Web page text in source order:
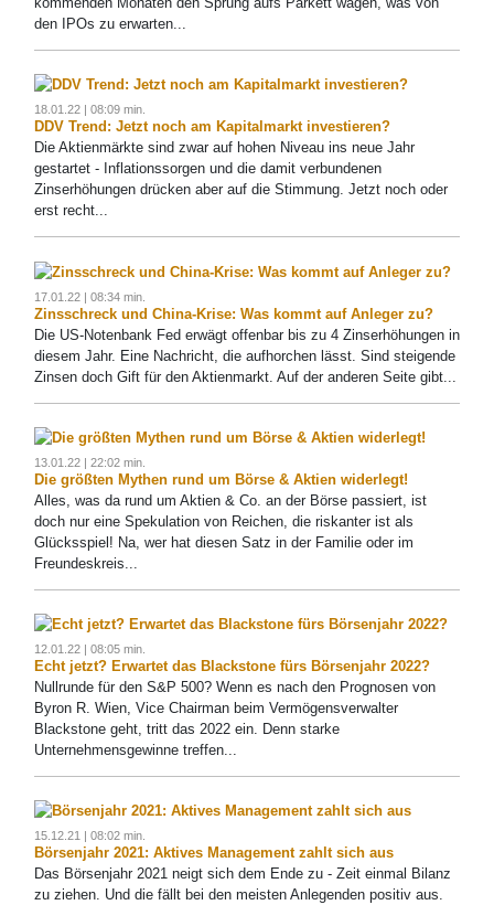
den IPOs zu erwarten...
18.01.22 | 08:09 min.
DDV Trend: Jetzt noch am Kapitalmarkt investieren?
Die Aktienmärkte sind zwar auf hohen Niveau ins neue Jahr
gestartet - Inflationssorgen und die damit verbundenen
Zinserhöhungen drücken aber auf die Stimmung. Jetzt noch oder
erst recht...
17.01.22 | 08:34 min.
Zinsschreck und China-Krise: Was kommt auf Anleger zu?
Die US-Notenbank Fed erwägt offenbar bis zu 4 Zinserhöhungen in
diesem Jahr. Eine Nachricht, die aufhorchen lässt. Sind steigende
Zinsen doch Gift für den Aktienmarkt. Auf der anderen Seite gibt...
13.01.22 | 22:02 min.
Die größten Mythen rund um Börse & Aktien widerlegt!
Alles, was da rund um Aktien & Co. an der Börse passiert, ist
doch nur eine Spekulation von Reichen, die riskanter ist als
Glücksspiel! Na, wer hat diesen Satz in der Familie oder im
Freundeskreis...
12.01.22 | 08:05 min.
Echt jetzt? Erwartet das Blackstone fürs Börsenjahr 2022?
Nullrunde für den S&P 500? Wenn es nach den Prognosen von
Byron R. Wien, Vice Chairman beim Vermögensverwalter
Blackstone geht, tritt das 2022 ein. Denn starke
Unternehmensgewinne treffen...
15.12.21 | 08:02 min.
Börsenjahr 2021: Aktives Management zahlt sich aus
Das Börsenjahr 2021 neigt sich dem Ende zu - Zeit einmal Bilanz
zu ziehen. Und die fällt bei den meisten Anlegenden positiv aus.